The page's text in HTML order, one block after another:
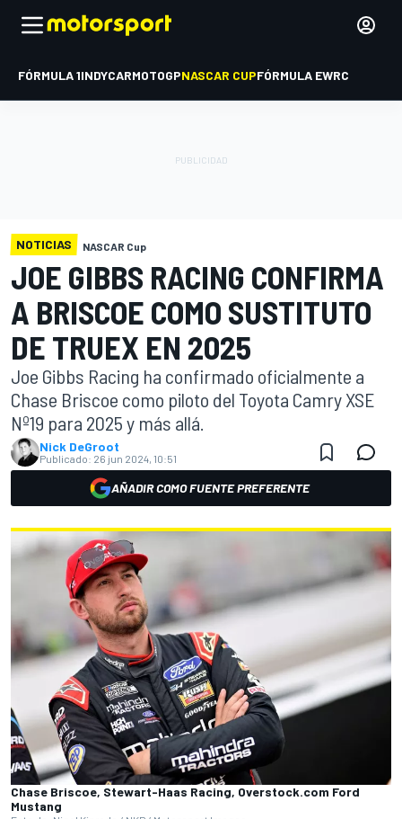
FÓRMULA 1INDYCARMOTOGPNASCAR CUPFÓRMULA EWRC
NOTICIAS NASCAR Cup
JOE GIBBS RACING CONFIRMA
A BRISCOE COMO SUSTITUTO
DE TRUEX EN 2025
Joe Gibbs Racing ha confirmado oficialmente a
Chase Briscoe como piloto del Toyota Camry XSE
Nº19 para 2025 y más allá.
Nick DeGroot
Publicado: 26 jun 2024, 10:51
AÑADIR COMO FUENTE PREFERENTE
Chase Briscoe, Stewart-Haas Racing, Overstock.com Ford
Mustang